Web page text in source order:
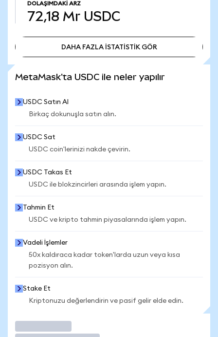
DOLAŞIMDAKI ARZ
72,18 Mr USDC
DAHA FAZLA İSTATİSTİK GÖR
MetaMask'ta USDC ile neler yapılır
USDC Satın Al
Birkaç dokunuşla satın alın.
USDC Sat
USDC coin'lerinizi nakde çevirin.
USDC Takas Et
USDC ile blokzincirleri arasında işlem yapın.
Tahmin Et
USDC ve kripto tahmin piyasalarında işlem yapın.
Vadeli İşlemler
50x kaldıraca kadar token'larda uzun veya kısa
pozisyon alın.
Stake Et
Kriptonuzu değerlendirin ve pasif gelir elde edin.